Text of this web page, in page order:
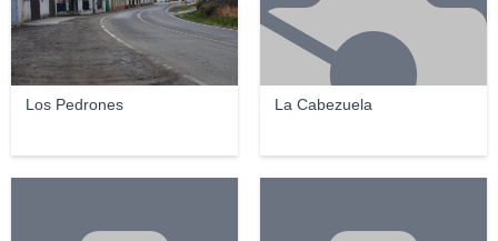
Los Pedrones La Cabezuela